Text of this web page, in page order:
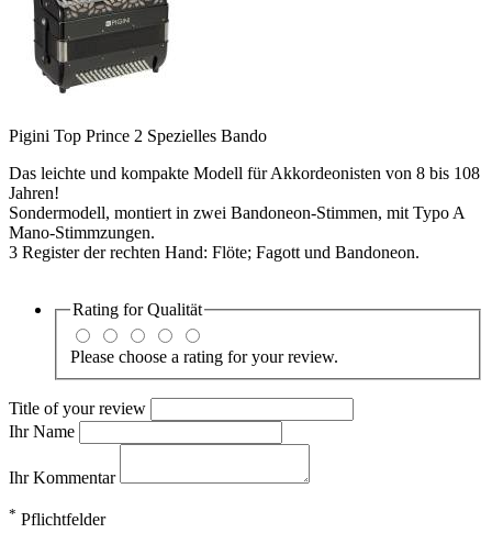
Pigini Top Prince 2 Spezielles Bando
Das leichte und kompakte Modell für Akkordeonisten von 8 bis 108
Jahren!
Sondermodell, montiert in zwei Bandoneon-Stimmen, mit Typo A
Mano-Stimmzungen.
3 Register der rechten Hand: Flöte; Fagott und Bandoneon.
Rating forQualität
Please choose a rating for your review.
Title of your review
Ihr Name
Ihr Kommentar
* Pflichtfelder